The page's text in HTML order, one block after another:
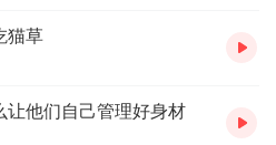
猫草
让他们自己管理好身材